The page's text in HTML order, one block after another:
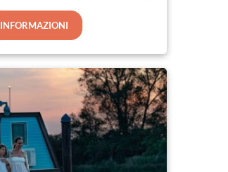
INFORMAZIONI